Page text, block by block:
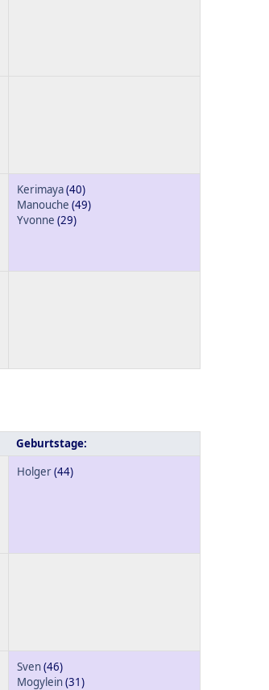
Kerimaya(40)
Manouche (49)
Yvonne (29)
Geburtstage:
Holger(44)
Sven(46)
Mogylein(31)